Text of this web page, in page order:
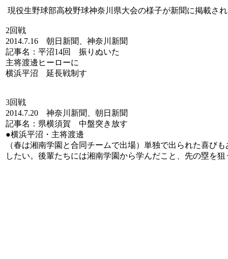
現役生野球部高校野球神奈川県大会の様子が新聞に掲載さ
2回戦
2014.7.16 朝日新聞、神奈川新聞
記事名：平沼14回 振りぬいた
主将渡邊ヒーローに
横浜平沼 延長戦制す
3回戦
2014.7.20 神奈川新聞、朝日新聞
記事名：県横須賀 中盤突き放す
●横浜平沼・主将渡邊
（春は湘南学園と合同チームで出場）単独で出られた喜び
したい。後輩たちには湘南学園から学んだこと、先の塁を